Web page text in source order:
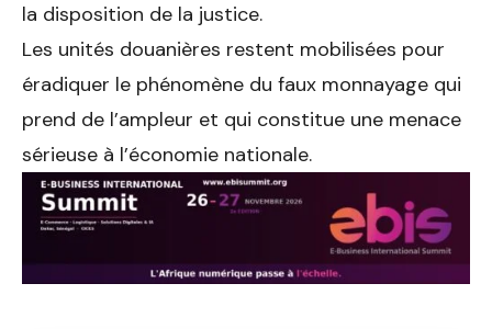
la disposition de la justice.
Les unités douanières restent mobilisées pour
éradiquer le phénomène du faux monnayage qui
prend de l’ampleur et qui constitue une menace
sérieuse à l’économie nationale.